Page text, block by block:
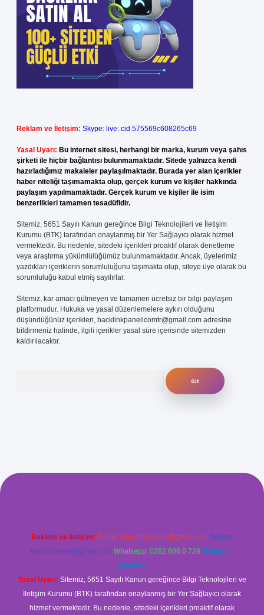
Reklam ve İletişim: Skype: live:.cid.575569c608265c69
Yasal Uyarı: Bu internet sitesi, herhangi bir marka, kurum veya şahıs
şirketi ile hiçbir bağlantısı bulunmamaktadır. Sitede yalnızca kendi
hazırladığımız makaleler paylaşılmaktadır. Burada yer alan içerikler
haber niteliği taşımamakta olup, gerçek kurum ve kişiler hakkında
paylaşım yapılmamaktadır. Gerçek kurum ve kişiler ile isim
benzerlikleri tamamen tesadüfidir.
Sitemiz, 5651 Sayılı Kanun gereğince Bilgi Teknolojileri ve İletişim
Kurumu (BTK) tarafından onaylanmış bir Yer Sağlayıcı olarak hizmet
vermektedir. Bu nedenle, sitedeki içerikleri proaktif olarak denetleme
veya araştırma yükümlülüğümüz bulunmamaktadır. Ancak, üyelerimiz
yazdıkları içeriklerin sorumluluğunu taşımakta olup, siteye üye olarak bu
sorumluluğu kabul etmiş sayılırlar.
Sitemiz, kar amacı gütmeyen ve tamamen ücretsiz bir bilgi paylaşım
platformudur. Hukuka ve yasal düzenlemelere aykırı olduğunu
düşündüğünüz içerikleri, backlinkpanelicomtr@gmail.com adresine
bildirmeniz halinde, ilgili içerikler yasal süre içerisinde sitemizden
kaldırılacaktır.
mi
Reklam ve İletişim: E-mail: backlinkpaneli@gmail.com Teams:
forumhizmeti@gmail.com Whatsapp: 0262 606 0 726 Telegram:
@karabul
Yasal Uyarı: Sitemiz, 5651 Sayılı Kanun gereğince Bilgi Teknolojileri ve
İletişim Kurumu (BTK) tarafından onaylanmış bir Yer Sağlayıcı olarak
hizmet vermektedir. Bu nedenle, sitedeki içerikleri proaktif olarak